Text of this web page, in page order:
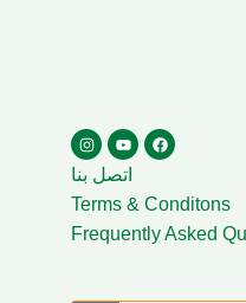
اتصل بنا
Terms & Conditons
Frequently Asked